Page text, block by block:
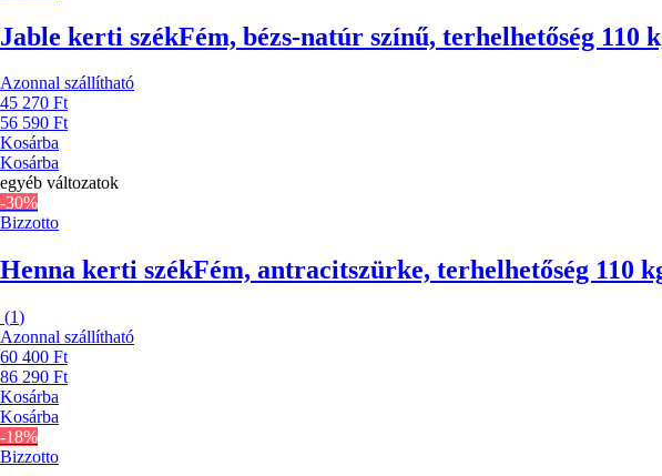
Jable kerti székFém, bézs-natúr színű, terhelhetőség 110
Azonnal szállítható
45 270 Ft
56 590 Ft
Kosárba
Kosárba
egyéb változatok
-30%
Bizzotto
Henna kerti székFém, antracitszürke, terhelhetőség 110
(1)
Azonnal szállítható
60 400 Ft
86 290 Ft
Kosárba
Kosárba
-18%
Bizzotto